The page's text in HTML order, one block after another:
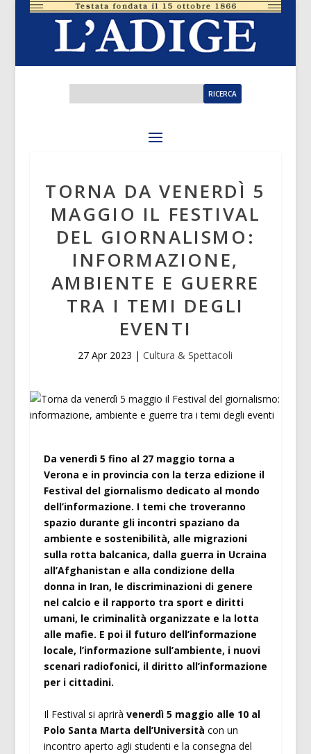
TORNA DA VENERDÌ 5
MAGGIO IL FESTIVAL
DEL GIORNALISMO:
INFORMAZIONE,
AMBIENTE E GUERRE
TRA I TEMI DEGLI
EVENTI
27 Apr 2023 |Cultura & Spettacoli
Da venerdì 5 fino al 27 maggio torna a
Verona e in provincia con la terza edizione il
Festival del giornalismo dedicato al mondo
dell’informazione. I temi che troveranno
spazio durante gli incontri spaziano da
ambiente e sostenibilità, alle migrazioni
sulla rotta balcanica, dalla guerra in Ucraina
all’Afghanistan e alla condizione della
donna in Iran, le discriminazioni di genere
nel calcio e il rapporto tra sport e diritti
umani, le criminalità organizzate e la lotta
alle mafie. E poi il futuro dell’informazione
locale, l’informazione sull’ambiente, i nuovi
scenari radiofonici, il diritto all’informazione
per i cittadini.
Il Festival si aprirà venerdì 5 maggio alle 10 al
Polo Santa Marta dell’Università con un
incontro aperto agli studenti e la consegna del